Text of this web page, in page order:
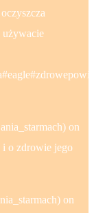
on
i o zdrowie jego
on